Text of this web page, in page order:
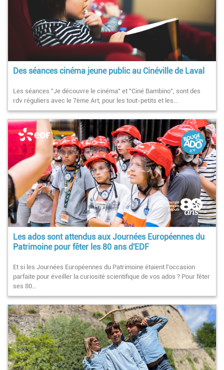
Des séances cinéma jeune public au Cinéville de Laval
Les séances "Je découvre le cinéma" et "Ciné Bambino", sont des
rdv réguliers avec le 7ème Art, pour les tout-petits et les…
Les ados sont attendus aux Journées Européennes du
Patrimoine pour fêter les 80 ans d'EDF
Et si les Journées Européennes du Patrimoine étaient l'occasion
parfaite pour éveiller la curiosité scientifique de vos ados ? Pour fêter
ses 80…